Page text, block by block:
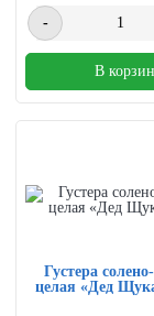
-
В
Густера
целая «Дед